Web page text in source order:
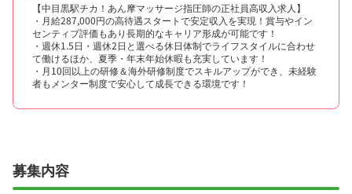
【中目黒駅チカ！あん摩マッサージ指圧師の正社員高収入求人】
・月給287,000円の高待遇スタートで安定収入を実現！賞与やイン
センティブ評価もあり長期的なキャリア形成が可能です！
・週休1.5日・週休2日と選べる休日体制でライフスタイルに合わせ
て働けるほか、夏季・年末年始休暇も充実しています！
・月10回以上の研修＆海外研修制度でスキルアップができ、未経験
者もメンター制度で安心して成長できる環境です！
募集内容